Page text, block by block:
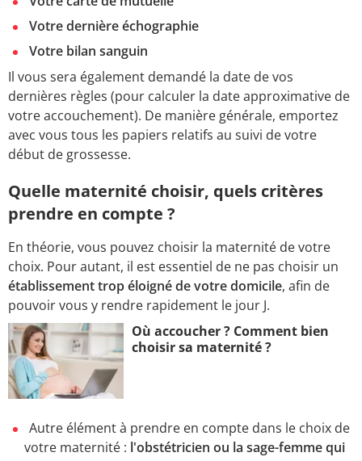
Votre dernière échographie
Votre bilan sanguin
Il vous sera également demandé la date de vos
dernières règles (pour calculer la date approximative de
votre accouchement). De manière générale, emportez
avec vous tous les papiers relatifs au suivi de votre
début de grossesse.
Quelle maternité choisir, quels critères
prendre en compte ?
En théorie, vous pouvez choisir la maternité de votre
choix. Pour autant, il est essentiel de ne pas choisir un
établissement trop éloigné de votre domicile, afin de
pouvoir vous y rendre rapidement le jour J.
Où accoucher ? Comment bien
choisir sa maternité ?
Autre élément à prendre en compte dans le choix de
votre maternité : l'obstétricien ou la sage-femme qui